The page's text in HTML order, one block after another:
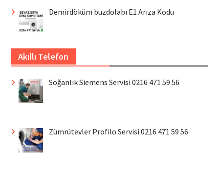
Demirdöküm buzdolabı E1 Arıza Kodu
Akıllı Telefon
Soğanlık Siemens Servisi 0216 471 59 56
Zümrütevler Profilo Servisi 0216 471 59 56